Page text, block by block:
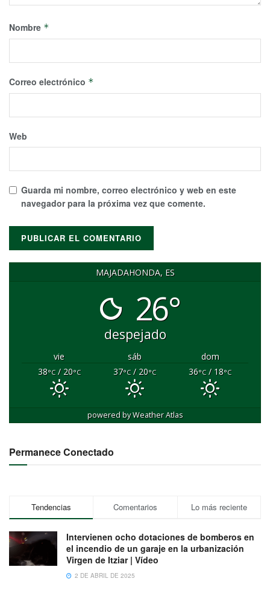
Nombre *
Correo electrónico *
Web
Guarda mi nombre, correo electrónico y web en este
navegador para la próxima vez que comente.
MAJADAHONDA, ES
26°
despejado
vie sáb
dom
38°C/ 20°C 37°C/ 20°C 36°C/ 18°C
powered byWeather Atlas
Permanece Conectado
Tendencias Comentarios Lo más reciente
Intervienen ocho dotaciones de bomberos en
el incendio de un garaje en la urbanización
Virgen de Itziar | Vídeo
2 DE ABRIL DE 2025